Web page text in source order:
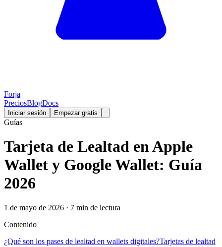
Forja
PreciosBlogDocs
Iniciar sesión Empezar gratis
Guías
Tarjeta de Lealtad en Apple
Wallet y Google Wallet: Guía
2026
1 de mayo de 2026 · 7 min de lectura
Contenido
¿Qué son los pases de lealtad en wallets digitales?Tarjetas de lealtad